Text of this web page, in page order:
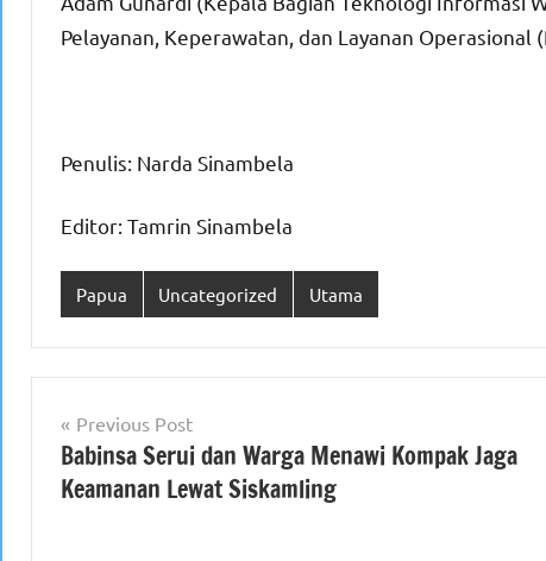
Pelayanan, Keperawatan, dan Layanan Operasional
Penulis: Narda Sinambela
Editor: Tamrin Sinambela
Papua Uncategorized Utama
Navigasi
pos
Previous Post
Babinsa Serui dan Warga Menawi Kompak Jaga
Keamanan Lewat Siskamling